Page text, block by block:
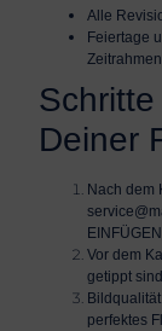
Alle
Feiertage
Deiner
Nach dem
Vor dem
getippt
Bildqualität:
perfektes